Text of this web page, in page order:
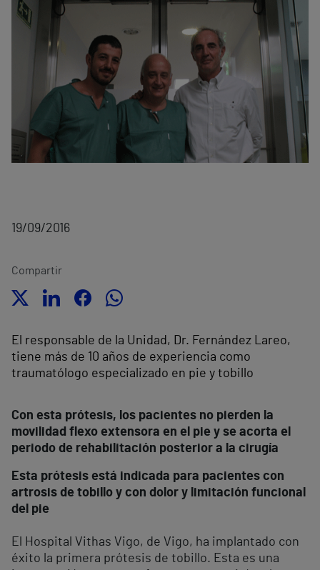
19/09/2016
Compartir
El responsable de la Unidad, Dr. Fernández Lareo,
tiene más de 10 años de experiencia como
traumatólogo especializado en pie y tobillo
Con esta prótesis, los pacientes no pierden la
movilidad flexo extensora en el pie y se acorta el
periodo de rehabilitación posterior a la cirugía
Esta prótesis está indicada para pacientes con
artrosis de tobillo y con dolor y limitación funcional
del pie
El Hospital Vithas Vigo, de Vigo, ha implantado con
éxito la primera prótesis de tobillo. Esta es una